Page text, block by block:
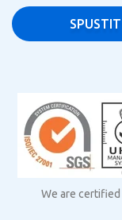
We are certified